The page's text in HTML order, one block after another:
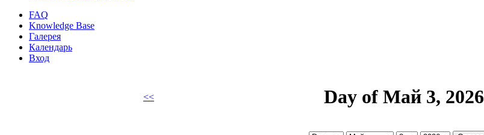
FAQ
Knowledge Base
Галерея
Календарь
Вход
<< Day of Май 3, 2026